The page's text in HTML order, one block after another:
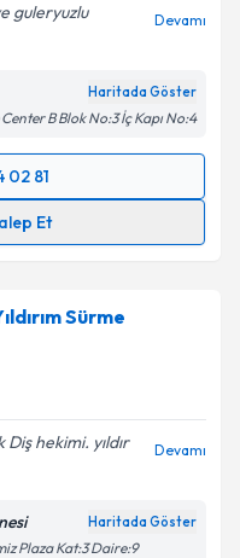
guleryuzlu
Devamı
Haritada Göster
B Blok No:3 İç Kapı No:4
02 81
Et
ediyorum.
Sürme
hekimi. yıldır
Devamı
Haritada Göster
Plaza Kat:3 Daire:9